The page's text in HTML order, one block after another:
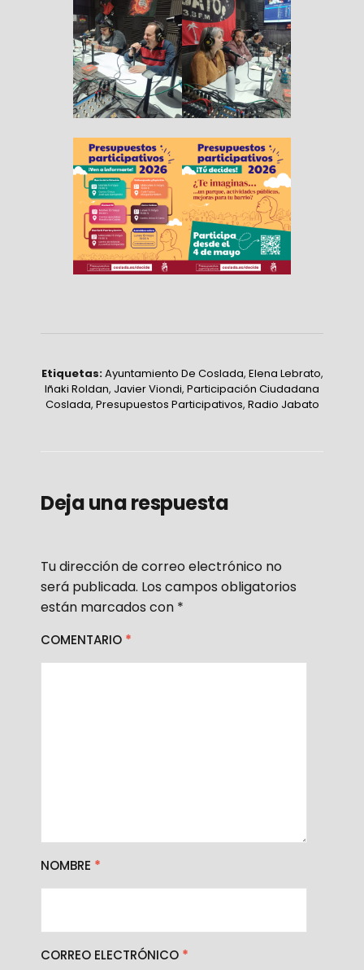
Etiquetas:Ayuntamiento De Coslada, Elena Lebrato,
Iñaki Roldan, Javier Viondi, Participación Ciudadana
Coslada, Presupuestos Participativos, Radio Jabato
Deja una respuesta
Tu dirección de correo electrónico no
será publicada. Los campos obligatorios
están marcados con *
COMENTARIO *
NOMBRE *
CORREO ELECTRÓNICO *